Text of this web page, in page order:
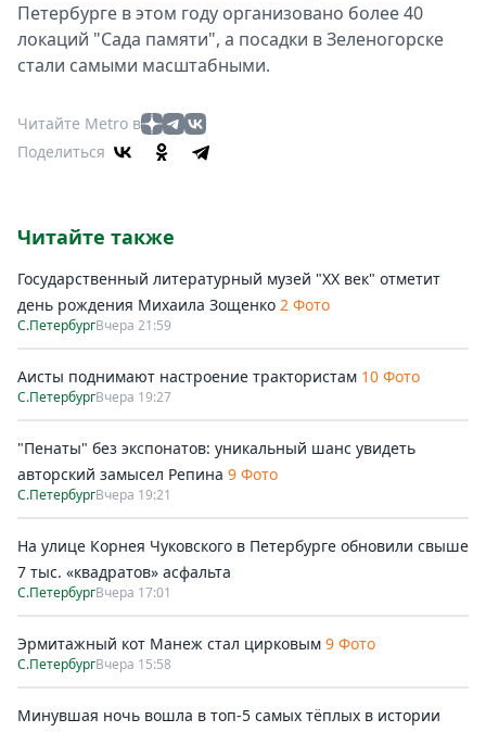
Петербурге в этом году организовано более 40
локаций "Сада памяти", а посадки в Зеленогорске
стали самыми масштабными.
Читайте Metro в
Поделиться
Читайте также
Государственный литературный музей "ХХ век" отметит
день рождения Михаила Зощенко 2 Фото
С.ПетербургВчера 21:59
Аисты поднимают настроение трактористам 10 Фото
С.ПетербургВчера 19:27
"Пенаты" без экспонатов: уникальный шанс увидеть
авторский замысел Репина 9 Фото
С.ПетербургВчера 19:21
На улице Корнея Чуковского в Петербурге обновили свыше
7 тыс. «квадратов» асфальта
С.ПетербургВчера 17:01
Эрмитажный кот Манеж стал цирковым 9 Фото
С.ПетербургВчера 15:58
Минувшая ночь вошла в топ-5 самых тёплых в истории